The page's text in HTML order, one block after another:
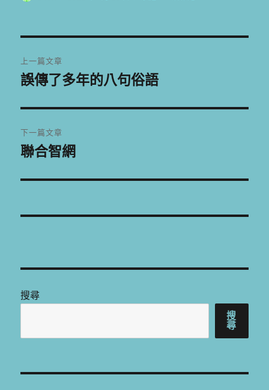
章
覽
上一篇文章
上
篇
文
章:
誤傳了多年的八句俗語
下一篇文章
下
篇
章:
聯合智網
搜尋
搜
尋